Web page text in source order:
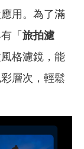
用。為了滿
「 旅拍濾
格濾鏡，能
層次，輕鬆